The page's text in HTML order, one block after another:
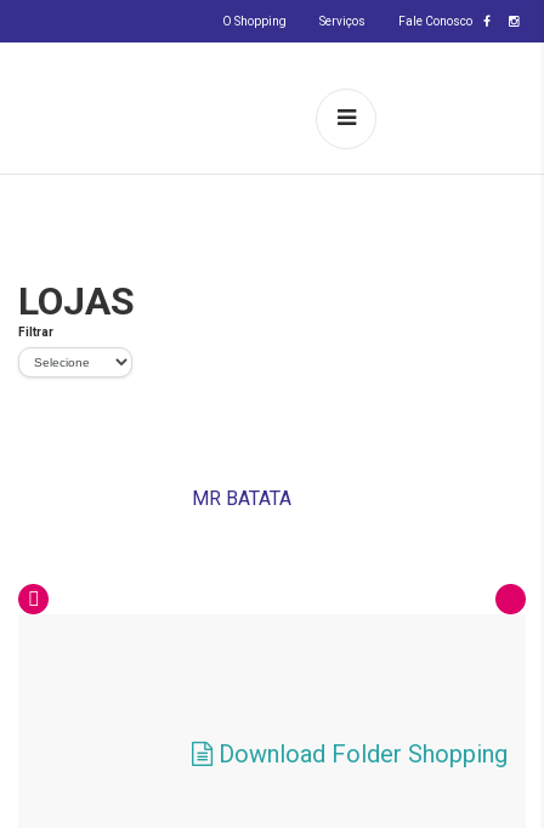
O Shopping Serviços Fale Conosco
LOJAS
Filtrar
MR BATATA
Download Folder Shopping